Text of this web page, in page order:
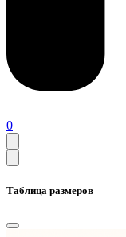
0
Таблица размеров